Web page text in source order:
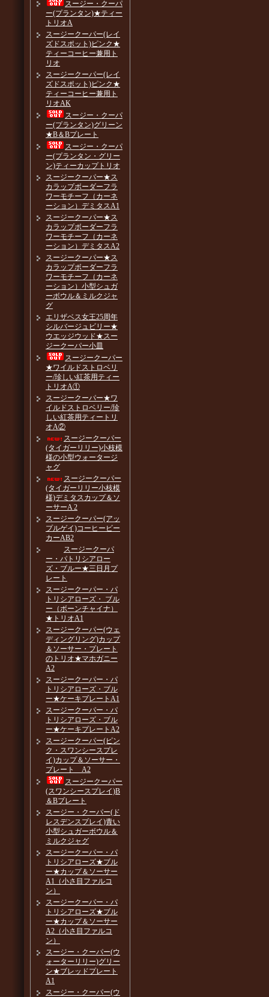
スージー・クーパ
ー(プランタン)★ティー
トリオA
スージークーパー(レイ
ズドスポット)ピンク★
ティーコーヒー兼用ト
リオ
スージークーパー(レイ
ズドスポット)ピンク★
ティーコーヒー兼用ト
リオAK
スージー・クーパ
ー(プランタン)グリーン
★B＆Bプレート
スージー・クーパ
ー(プランタン・グリー
ン)ティーカップトリオ
スージークーパー★ス
カラップボーダーフラ
ワーモチーフ（カーネ
ーション）デミタスA1
スージークーパー★ス
カラップボーダーフラ
ワーモチーフ（カーネ
ーション）デミタスA2
スージークーパー★ス
カラップボーダーフラ
ワーモチーフ（カーネ
ーション）小型シュガ
ーボウル＆ミルクジャ
グ
エリザベス女王25周年
シルバージュビリー★
ウエッジウッド★スー
ジークーパー小皿
スージークーパー
★ワイルドストロベリ
ー/珍しい紅茶用ティー
トリオA①
スージークーパー★ワ
イルドストロベリー/珍
しい紅茶用ティートリ
オA②
スージークーパー
(タイガーリリー)小枝模
様の小型ウォータージ
ャグ
スージークーパー
(タイガーリリー小枝模
様)デミタスカップ＆ソ
ーサーA 2
スージークーパー(アッ
プルゲイ)コーヒービー
カーAB2
スージークーパ
ー・パトリシアロー
ズ・ブルー★三日月プ
レート
スージークーパー・パ
トリシアローズ・ ブル
ー（ボーンチャイナ）
★トリオA1
スージークーパー(ウェ
ディングリング)カップ
＆ソーサー・プレート
のトリオ★マホガニー
A2
スージークーパー・パ
トリシアローズ・ブル
ー★ケーキプレートA1
スージークーパー・パ
トリシアローズ・ブル
ー★ケーキプレートA2
スージークーパー(ピン
ク・スワンシースプレ
イ)カップ＆ソーサー・
プレート A2
スージークーパー
(スワンシースプレイ)B
＆Bプレート
スージー・クーパー(ド
レスデンスプレイ)青い
小型シュガーボウル＆
ミルクジャグ
スージークーパー・パ
トリシアローズ★ブル
ー★カップ＆ソーサー
A1（小さ目ファルコ
ン）
スージークーパー・パ
トリシアローズ★ブル
ー★カップ＆ソーサー
A2（小さ目ファルコ
ン）
スージー・クーパー(ウ
ォーターリリー)グリー
ン★ブレッドプレート
A1
スージー・クーパー(ウ